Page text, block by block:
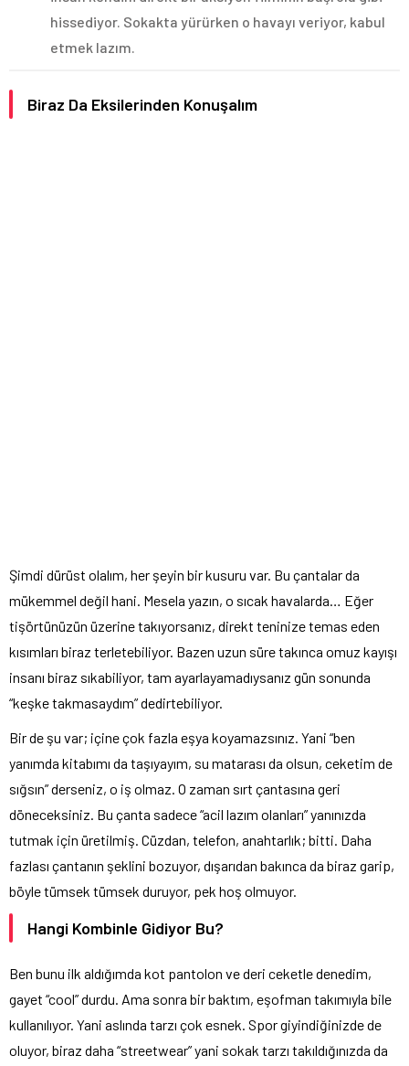
hissediyor. Sokakta yürürken o havayı veriyor, kabul
etmek lazım.
Biraz Da Eksilerinden Konuşalım
Şimdi dürüst olalım, her şeyin bir kusuru var. Bu çantalar da
mükemmel değil hani. Mesela yazın, o sıcak havalarda… Eğer
tişörtünüzün üzerine takıyorsanız, direkt teninize temas eden
kısımları biraz terletebiliyor. Bazen uzun süre takınca omuz kayışı
insanı biraz sıkabiliyor, tam ayarlayamadıysanız gün sonunda
“keşke takmasaydım” dedirtebiliyor.
Bir de şu var; içine çok fazla eşya koyamazsınız. Yani “ben
yanımda kitabımı da taşıyayım, su matarası da olsun, ceketim de
sığsın” derseniz, o iş olmaz. O zaman sırt çantasına geri
döneceksiniz. Bu çanta sadece “acil lazım olanları” yanınızda
tutmak için üretilmiş. Cüzdan, telefon, anahtarlık; bitti. Daha
fazlası çantanın şeklini bozuyor, dışarıdan bakınca da biraz garip,
böyle tümsek tümsek duruyor, pek hoş olmuyor.
Hangi Kombinle Gidiyor Bu?
Ben bunu ilk aldığımda kot pantolon ve deri ceketle denedim,
gayet “cool” durdu. Ama sonra bir baktım, eşofman takımıyla bile
kullanılıyor. Yani aslında tarzı çok esnek. Spor giyindiğinizde de
oluyor, biraz daha “streetwear” yani sokak tarzı takıldığınızda da